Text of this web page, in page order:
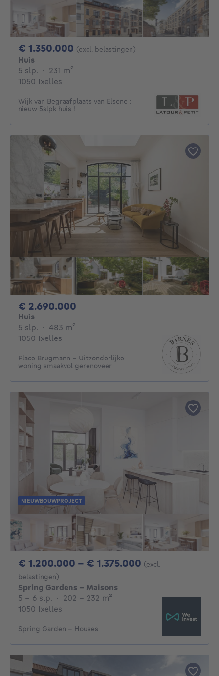
€ 1.350.000 1350000€
(excl. belastingen)
Huis
5 slp. 5 slaapkamers
· 231 m²
1050 Ixelles
Wijk van Begraafplaats van Elsene :
nieuw 5slpk huis !
€ 2.690.000
Huis
5 slp. 5 slaapkamers
· 483 m²
1050 Ixelles
Place Brugmann – Uitzonderlijke
woning smaakvol gerenoveer
NIEUWBOUWPROJECT
€ 1.200.000 - € 1.375.000 Van 1200000€
(excl.
belastingen)
Spring Gardens - Maisons
5 - 6 Slaapkamers
5 - 6 slp. · 202 - 232 m² vierkante meters
1050 Ixelles
Spring Garden - Houses